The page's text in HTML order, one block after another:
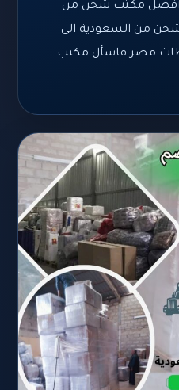
أفضل مكتب شحن من
من السعودية الى
مصر فاسأل مكتب...